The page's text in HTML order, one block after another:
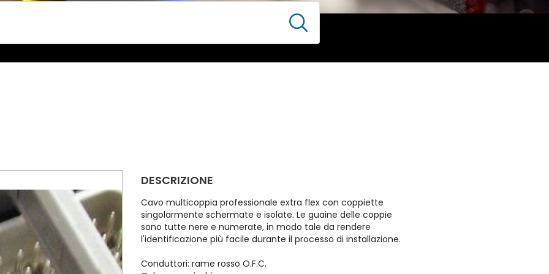
DESCRIZIONE
Cavo multicoppia professionale extra flex con coppiette
singolarmente schermate e isolate. Le guaine delle coppie
sono tutte nere e numerate, in modo tale da rendere
l'identificazione più facile durante il processo di installazione.
Conduttori: rame rosso O.F.C.